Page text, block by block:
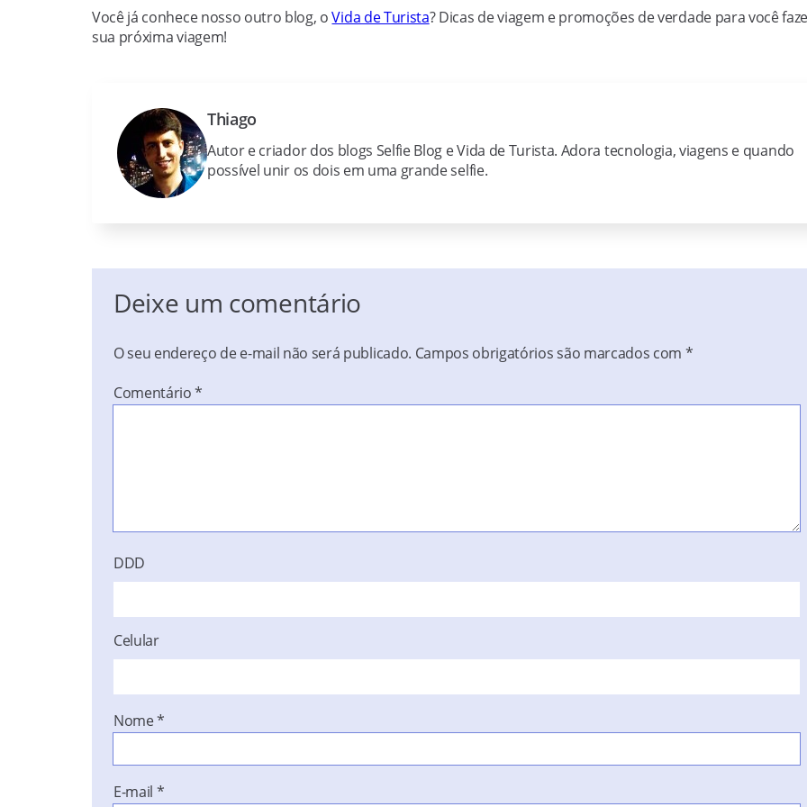
Você já conhece nosso outro blog, oVida de Turista? Dicas de viagem e promoções de verdade para você
sua próxima viagem!
Thiago
Autor e criador dos blogs Selfie Blog e Vida de Turista. Adora tecnologia, viagens e quando
possível unir os dois em uma grande selfie.
Deixe um comentário
O seu endereço de e-mail não será publicado. Campos obrigatórios são marcados com *
Comentário*
DDD
Celular
Nome*
E-mail *